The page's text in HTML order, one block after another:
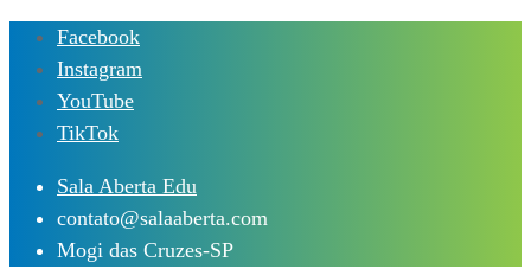
Skip
content
Facebook
Instagram
YouTube
TikTok
Sala Aberta Edu
contato@salaaberta.com
Mogi das Cruzes-SP